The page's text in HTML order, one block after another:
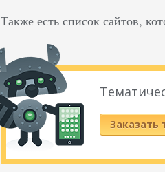
Также есть список сайтов,
Заказать